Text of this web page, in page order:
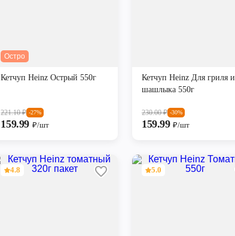
Остро
Кетчуп Heinz Острый 550г
221.10₽ -27%
159.99 ₽/шт
Кетчуп Heinz Для гриля и
шашлыка 550г
230.00₽ -30%
159.99₽/шт
4.8 5.0